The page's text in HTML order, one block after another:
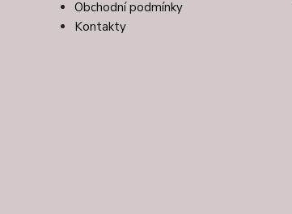
Obchodní podmínky
Kontakty